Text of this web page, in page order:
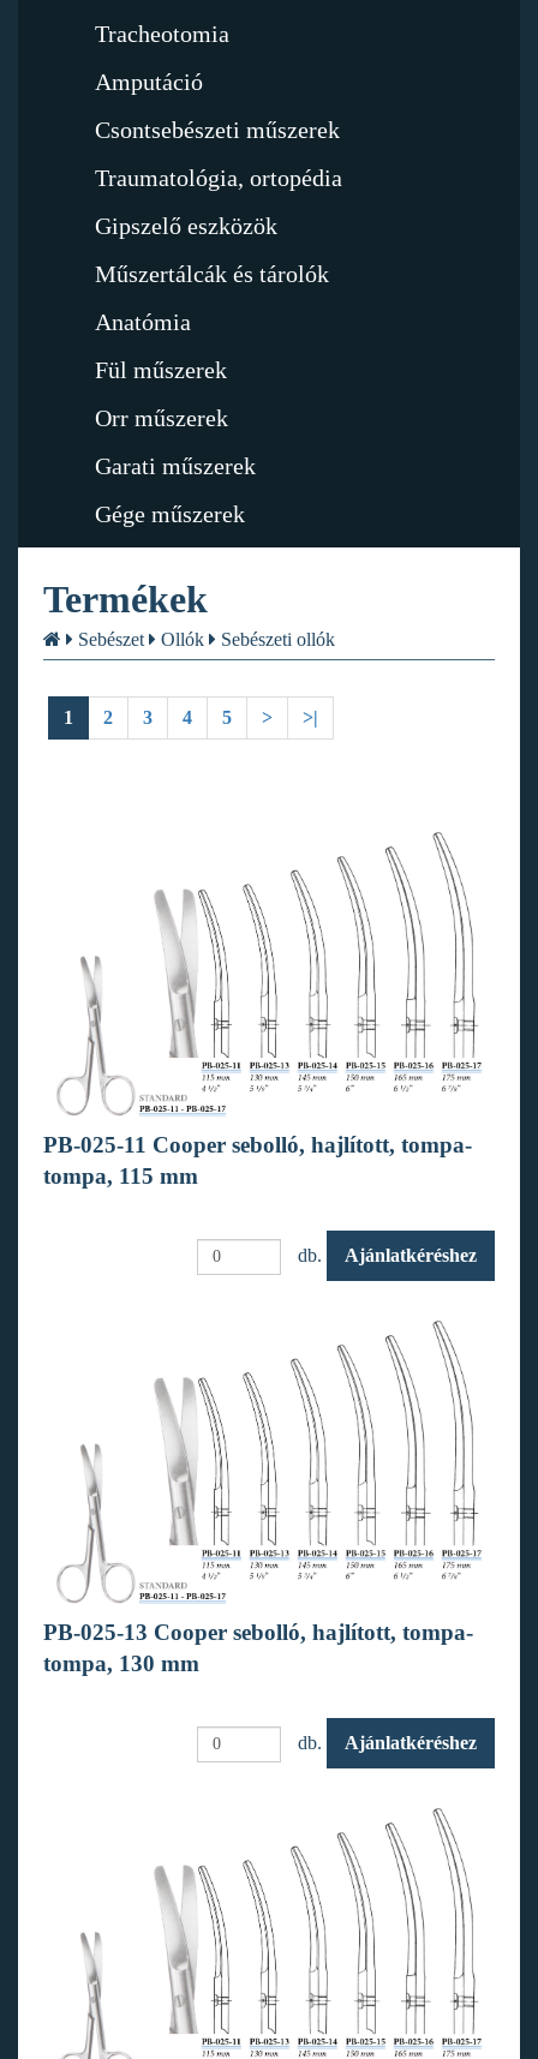
Tracheotomia
Amputáció
Csontsebészeti műszerek
Traumatológia, ortopédia
Gipszelő eszközök
Műszertálcák és tárolók
Anatómia
Fül műszerek
Orr műszerek
Garati műszerek
Gége műszerek
Termékek
Sebészet Ollók Sebészeti ollók
1 2 3 4 5 > >|
PB-025-11 Cooper sebolló, hajlított, tompa-
tompa, 115 mm
db. Ajánlatkéréshez
PB-025-13 Cooper sebolló, hajlított, tompa-
tompa, 130 mm
db. Ajánlatkéréshez